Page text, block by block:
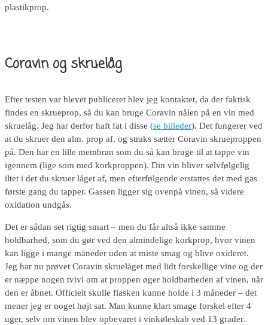
plastikprop.
Coravin og skruelåg
Efter testen var blevet publiceret blev jeg kontaktet, da der faktisk
findes en skrueprop, så du kan bruge Coravin nålen på en vin med
skruelåg. Jeg har derfor haft fat i disse (se billeder). Det fungerer ved
at du skruer den alm. prop af, og straks sætter Coravin skrueproppen
på. Den har en lille membran som du så kan bruge til at tappe vin
igennem (lige som med korkproppen). Din vin bliver selvfølgelig
iltet i det du skruer låget af, men efterfølgende erstattes det med gas
første gang du tapper. Gassen ligger sig ovenpå vinen, så videre
oxidation undgås.
Det er sådan set rigtig smart – men du får altså ikke samme
holdbarhed, som du gør ved den almindelige korkprop, hvor vinen
kan ligge i mange måneder uden at miste smag og blive oxideret.
Jeg har nu prøvet Coravin skruelåget med lidt forskellige vine og der
er næppe nogen tvivl om at proppen øger holdbarheden af vinen, når
den er åbnet. Officielt skulle flasken kunne holde i 3 måneder – det
mener jeg er noget højt sat. Man kunne klart smage forskel efter 4
uger, selv om vinen blev opbevaret i vinkøleskab ved 13 grader.